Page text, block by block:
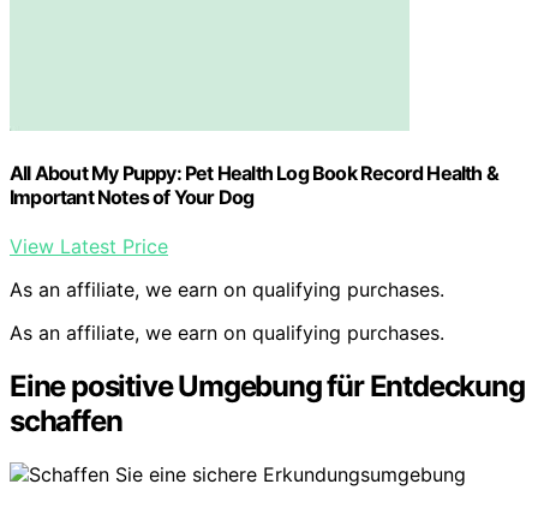
All About My Puppy: Pet Health Log Book Record Health &
Important Notes of Your Dog
View Latest Price
As an affiliate, we earn on qualifying purchases.
As an affiliate, we earn on qualifying purchases.
Eine positive Umgebung für Entdeckung
schaffen